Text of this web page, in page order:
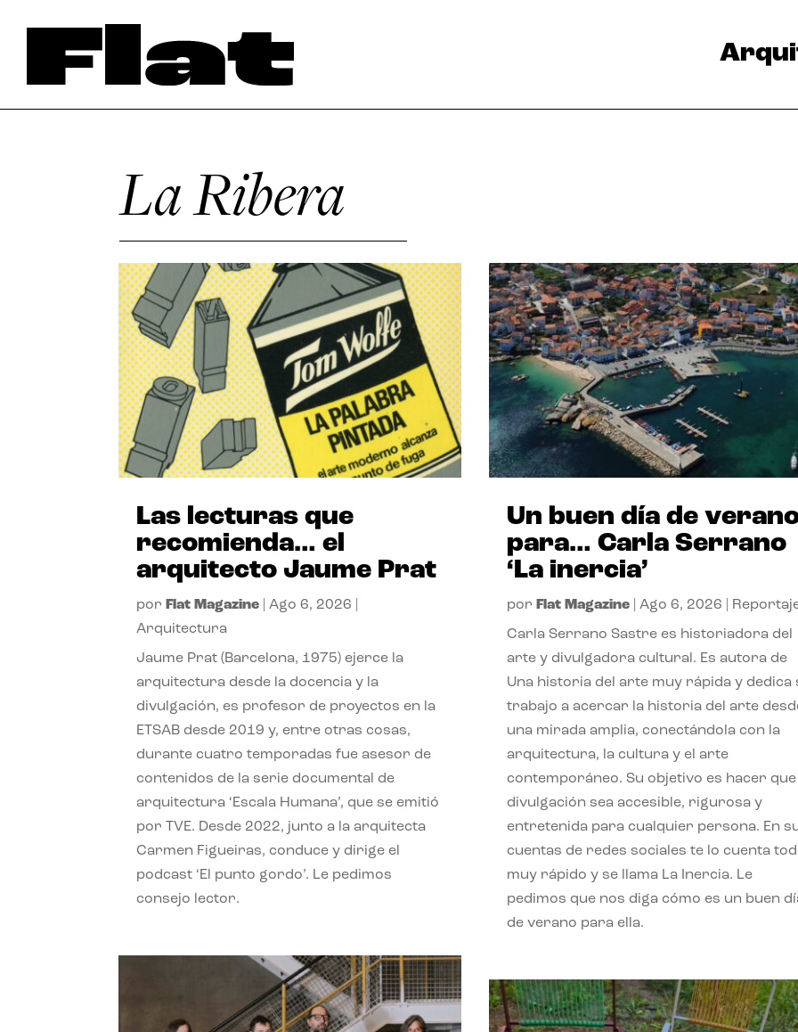
La Ribera
Las lecturas que
recomienda… el
arquitecto Jaume Prat
por Flat Magazine |Ago 6, 2026
Arquitectura
Jaume Prat (Barcelona, 1975) ejerce la
arquitectura desde la docencia y la
divulgación, es profesor de proyectos en la
ETSAB desde 2019 y, entre otras cosas,
durante cuatro temporadas fue asesor de
contenidos de la serie documental de
arquitectura ‘Escala Humana’, que se emitió
por TVE. Desde 2022, junto a la arquitecta
Carmen Figueiras, conduce y dirige el
podcast ‘El punto gordo’. Le pedimos
consejo lector.
Un buen día de
para… Carla Serrano
‘La inercia’
por Flat Magazine| Ago 6, 2026
Carla Serrano Sastre es historiadora del
arte y divulgadora cultural. Es autora de
Una historia del arte muy rápida y dedica
trabajo a acercar la historia del arte
una mirada amplia, conectándola con la
arquitectura, la cultura y el arte
contemporáneo. Su objetivo es hacer que
divulgación sea accesible, rigurosa y
entretenida para cualquier persona. En
cuentas de redes sociales te lo cuenta
muy rápido y se llama La Inercia. Le
pedimos que nos diga cómo es un buen
de verano para ella.